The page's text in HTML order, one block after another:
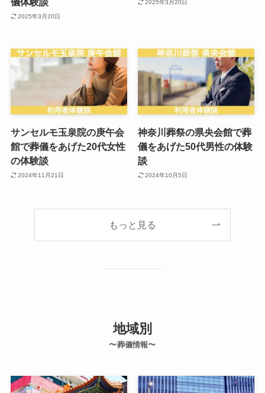
2025年3月20日
2025年3月20日
サンセルモ玉泉院の庚午会
館で葬儀をあげた20代女性
の体験談
2024年11月21日
神奈川葬祭の県央会館で葬
儀をあげた50代男性の体験
談
2024年10月5日
もっと見る
地域別
〜葬儀情報〜